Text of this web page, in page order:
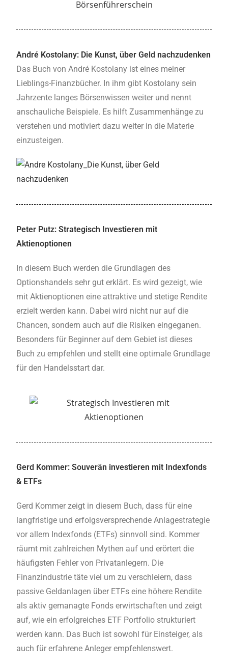
André Kostolany: Die Kunst, über Geld nachzudenken
Das Buch von André Kostolany ist eines meiner
Lieblings-Finanzbücher. In ihm gibt Kostolany sein
Jahrzente langes Börsenwissen weiter und nennt
anschauliche Beispiele. Es hilft Zusammenhänge zu
verstehen und motiviert dazu weiter in die Materie
einzusteigen.
Peter Putz: Strategisch Investieren mit
Aktienoptionen
In diesem Buch werden die Grundlagen des
Optionshandels sehr gut erklärt. Es wird gezeigt, wie
mit Aktienoptionen eine attraktive und stetige Rendite
erzielt werden kann. Dabei wird nicht nur auf die
Chancen, sondern auch auf die Risiken eingeganen.
Besonders für Beginner auf dem Gebiet ist dieses
Buch zu empfehlen und stellt eine optimale Grundlage
für den Handelsstart dar.
Gerd Kommer: Souverän investieren mit Indexfonds
& ETFs
Gerd Kommer zeigt in diesem Buch, dass für eine
langfristige und erfolgsversprechende Anlagestrategie
vor allem Indexfonds (ETFs) sinnvoll sind. Kommer
räumt mit zahlreichen Mythen auf und erörtert die
häufigsten Fehler von Privatanlegern. Die
Finanzindustrie täte viel um zu verschleiern, dass
passive Geldanlagen über ETFs eine höhere Rendite
als aktiv gemanagte Fonds erwirtschaften und zeigt
auf, wie ein erfolgreiches ETF Portfolio strukturiert
werden kann. Das Buch ist sowohl für Einsteiger, als
auch für erfahrene Anleger empfehlenswert.